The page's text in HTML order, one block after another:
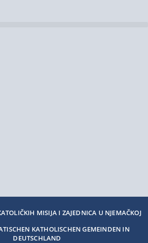
MISIJA I ZAJEDNICA U NJEMAČKOJ
KATHOLISCHEN GEMEINDEN IN
DEUTSCHLAND